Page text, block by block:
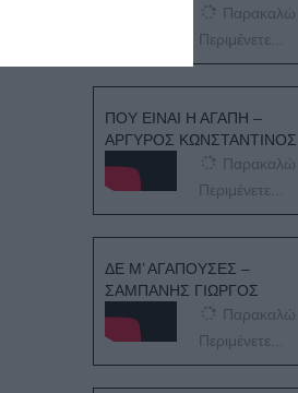
Παρακαλώ
Περιμένετε...
ΠΟΥ ΕΙΝΑΙ Η ΑΓΑΠΗ –
ΑΡΓΥΡΟΣ ΚΩΝΣΤΑΝΤΙΝΟΣ
Παρακαλώ
Περιμένετε...
ΔΕ Μ’ ΑΓΑΠΟΥΣΕΣ –
ΣΑΜΠΑΝΗΣ ΓΙΩΡΓΟΣ
Παρακαλώ
Περιμένετε...